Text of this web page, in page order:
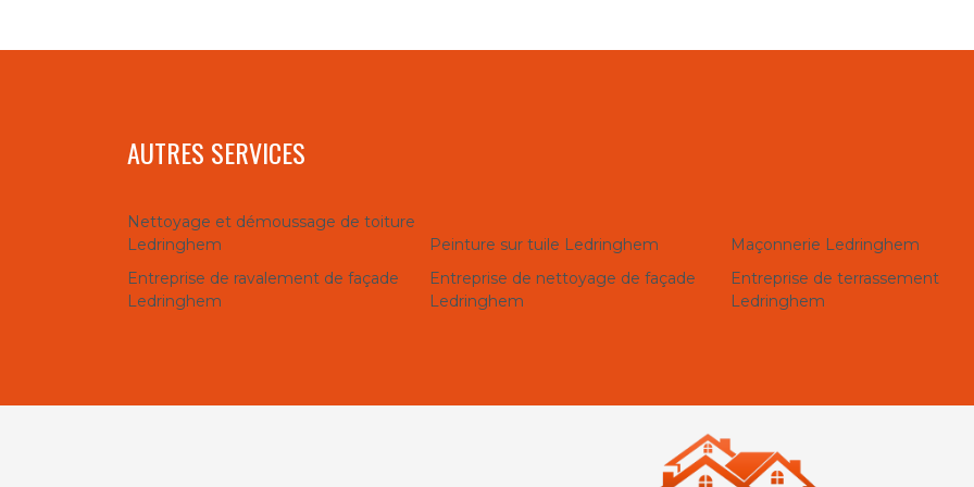
AUTRES SERVICES
Nettoyage et démoussage de toiture
Ledringhem
Peinture sur tuile Ledringhem Maçonnerie Ledringhem
Entreprise de ravalement de façade
Ledringhem
Entreprise de nettoyage de façade
Ledringhem
Entreprise de terrassement
Ledringhem